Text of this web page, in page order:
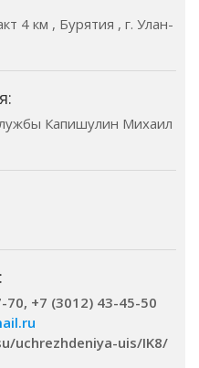
4 км , Бурятия , г. Улан-
Капишулин Михаил
70, +7 (3012) 43-45-50
uchrezhdeniya-uis/IK8/